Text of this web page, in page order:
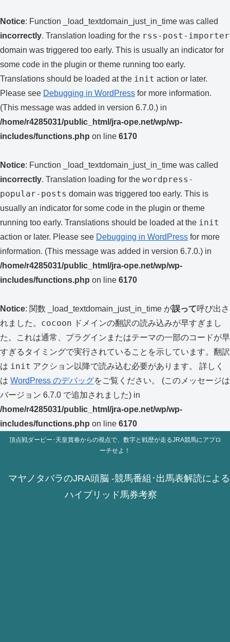
Notice: Function _load_textdomain_just_in_time was called
incorrectly. Translation loading for the rss-post-importer
domain was triggered too early. This is usually an indicator for
some code in the plugin or theme running too early.
Translations should be loaded at the init action or later.
Please see Debugging in WordPress for more information.
(This message was added in version 6.7.0.) in
/home/r4285031/public_html/jra-ope.net/wp/wp-
includes/functions.php on line 6170
Notice: Function _load_textdomain_just_in_time was called
incorrectly. Translation loading for the wordpress-
popular-posts domain was triggered too early. This is
usually an indicator for some code in the plugin or theme
running too early. Translations should be loaded at the init
action or later. Please see Debugging in WordPress for more
information. (This message was added in version 6.7.0.) in
/home/r4285031/public_html/jra-ope.net/wp/wp-
includes/functions.php on line 6170
Notice: 関数 _load_textdomain_just_in_time が誤って呼び出さ
れました。 cocoon ドメインの翻訳の読み込みが早すぎまし
た。これは通常、プラグインまたはテーマの一部のコードが早
すぎるタイミングで実行されていることを示しています。翻訳
は init アクション以降で読み込む必要があります。 詳しく
は WordPress のデバッグをご覧ください。 (このメッセージは
バージョン 6.7.0 で追加されました) in
/home/r4285031/public_html/jra-ope.net/wp/wp-
includes/functions.php on line 6170
頂点戦ダービー･天皇賞春からの視点で、数字と戦歴が走るJRA競馬にアプロ
ーチせよ！
マヤノタバラのJRA頭脳 -競馬番組･出馬表解読による
ハイブリッド馬券考察